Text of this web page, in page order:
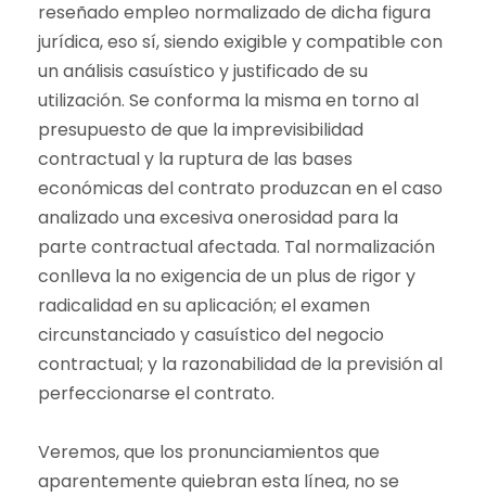
reseñado empleo normalizado de dicha figura
jurídica, eso sí, siendo exigible y compatible con
un análisis casuístico y justificado de su
utilización. Se conforma la misma en torno al
presupuesto de que la imprevisibilidad
contractual y la ruptura de las bases
económicas del contrato produzcan en el caso
analizado una excesiva onerosidad para la
parte contractual afectada. Tal normalización
conlleva la no exigencia de un plus de rigor y
radicalidad en su aplicación; el examen
circunstanciado y casuístico del negocio
contractual; y la razonabilidad de la previsión al
perfeccionarse el contrato.
Veremos, que los pronunciamientos que
aparentemente quiebran esta línea, no se